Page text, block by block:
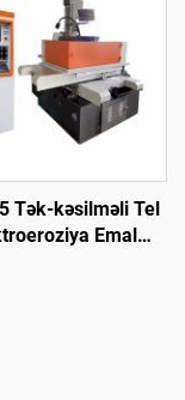
Tək-kəsilməli Tel
Emal